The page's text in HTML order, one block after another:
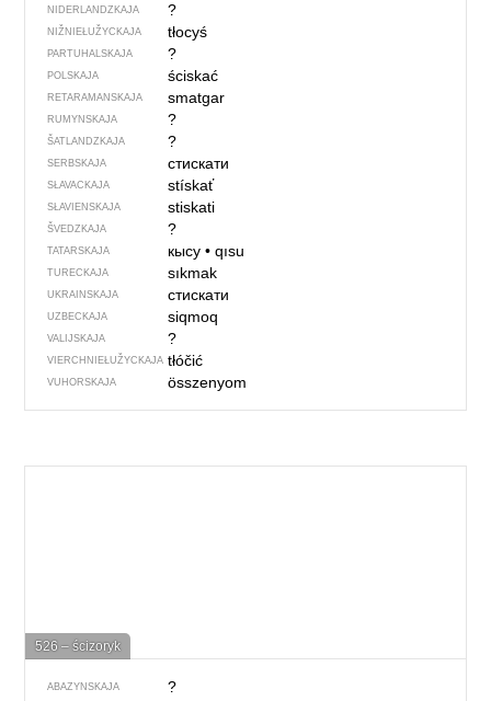
NIDERLANDZKAJA ?
NIŽNIEŁUŽYCKAJA tłocyś
PARTUHALSKAJA ?
POLSKAJA ściskać
RETARAMANSKAJA smatgar
RUMYNSKAJA ?
ŠATLANDZKAJA ?
SERBSKAJA стискати
SŁAVACKAJA stískať
SŁAVIENSKAJA stiskati
ŠVEDZKAJA ?
TATARSKAJA кысу• qısu
TURECKAJA sıkmak
UKRAINSKAJA стискати
UZBECKAJA siqmoq
VALIJSKAJA ?
VIERCHNIE­ŁUŽYCKAJA tłóčić
VUHORSKAJA összenyom
526 – ścizoryk
ABAZYNSKAJA ?